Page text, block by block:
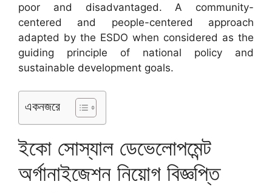
poor and disadvantaged. A community-
centered and people-centered approach
adapted by the ESDO when considered as the
guiding principle of national policy and
sustainable development goals.
একনজরে
ইকো সোস্যাল ডেভেলোপমেন্ট
অর্গানাইজেশন নিয়োগ বিজ্ঞপ্তি